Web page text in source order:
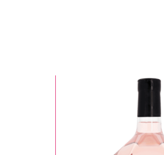
Côtes de Provence Sainte-Victoire